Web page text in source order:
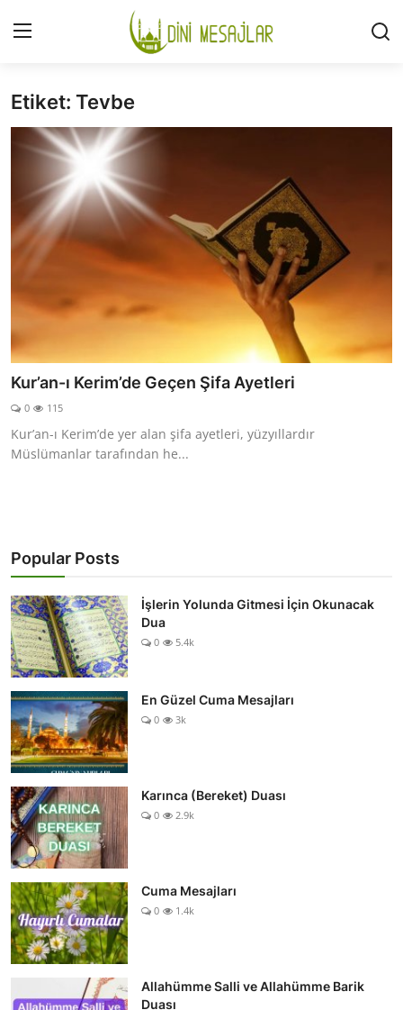
Giriş
İLETİŞİM
GÜNDEM
HAKKIMIZDA
SURELER
NAMAZ
DUALAR
KİMDİR?
KISSADAN HİSSE
DİNİ BİLGİLER
Etiket: Tevbe
Kur’an-ı Kerim’de Geçen Şifa Ayetleri
0 115
Kur’an-ı Kerim’de yer alan şifa ayetleri, yüzyıllardır
Müslümanlar tarafından he...
Popular Posts
İşlerin Yolunda Gitmesi İçin Okunacak
Dua
0 5.4k
En Güzel Cuma Mesajları
0 3k
Karınca (Bereket) Duası
0 2.9k
Cuma Mesajları
0 1.4k
Allahümme Salli ve Allahümme Barik
Duası